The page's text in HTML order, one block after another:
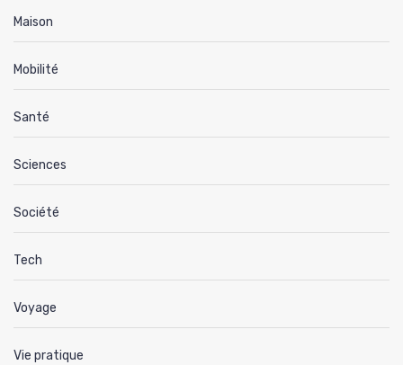
Maison
Mobilité
Santé
Sciences
Société
Tech
Voyage
Vie pratique